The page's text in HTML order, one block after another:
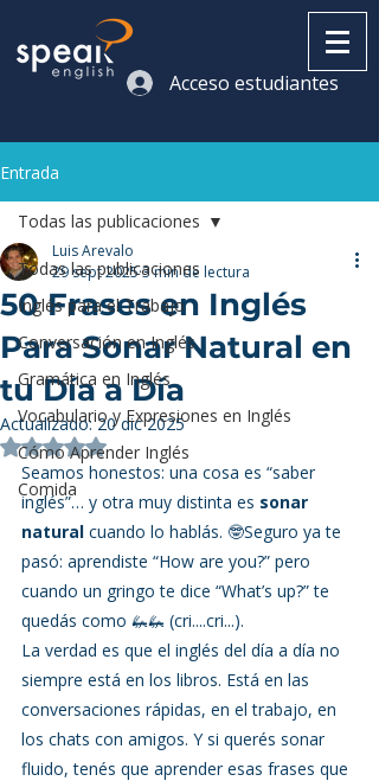
Acceso estudiantes
Entrada
Todas las publicaciones
Inglés para el Trabajo
Conversación en Inglés
Gramática en Inglés
Vocabulario y Expresiones en Inglés
Cómo Aprender Inglés
Comida
Todas las publicaciones
50 Frases en Inglés
Para Sonar Natural en
tu Día a Día
Luis Arevalo
29 sept 20253 min de lectura
Actualizado:20 dic 2025
Obtuvo NaN de 5 estrellas.
Seamos honestos: una cosa es “saber
inglés”… y otra muy distinta es sonar
natural cuando lo hablás. 🤓Seguro ya te
pasó: aprendiste “How are you?” pero
cuando un gringo te dice “What’s up?” te
quedás como 🦗🦗 (cri....cri...).
La verdad es que el inglés del día a día no
siempre está en los libros. Está en las
conversaciones rápidas, en el trabajo, en
los chats con amigos. Y si querés sonar
fluido, tenés que aprender esas frases que